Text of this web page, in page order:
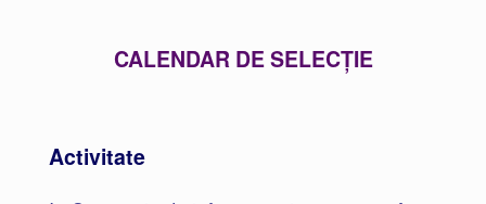
CALENDAR DE SELECȚIE
Activitate